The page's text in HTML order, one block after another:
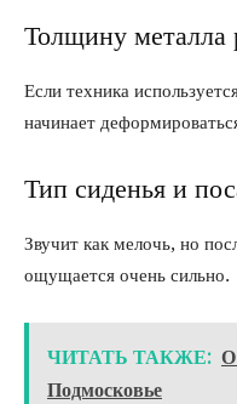
Толщину металла
Если техника
начинает
Тип сиденья и
Звучит как мелочь, но
ощущается очень сильно.
ЧИТАТЬ ТАКЖЕ: О
Подмосковье